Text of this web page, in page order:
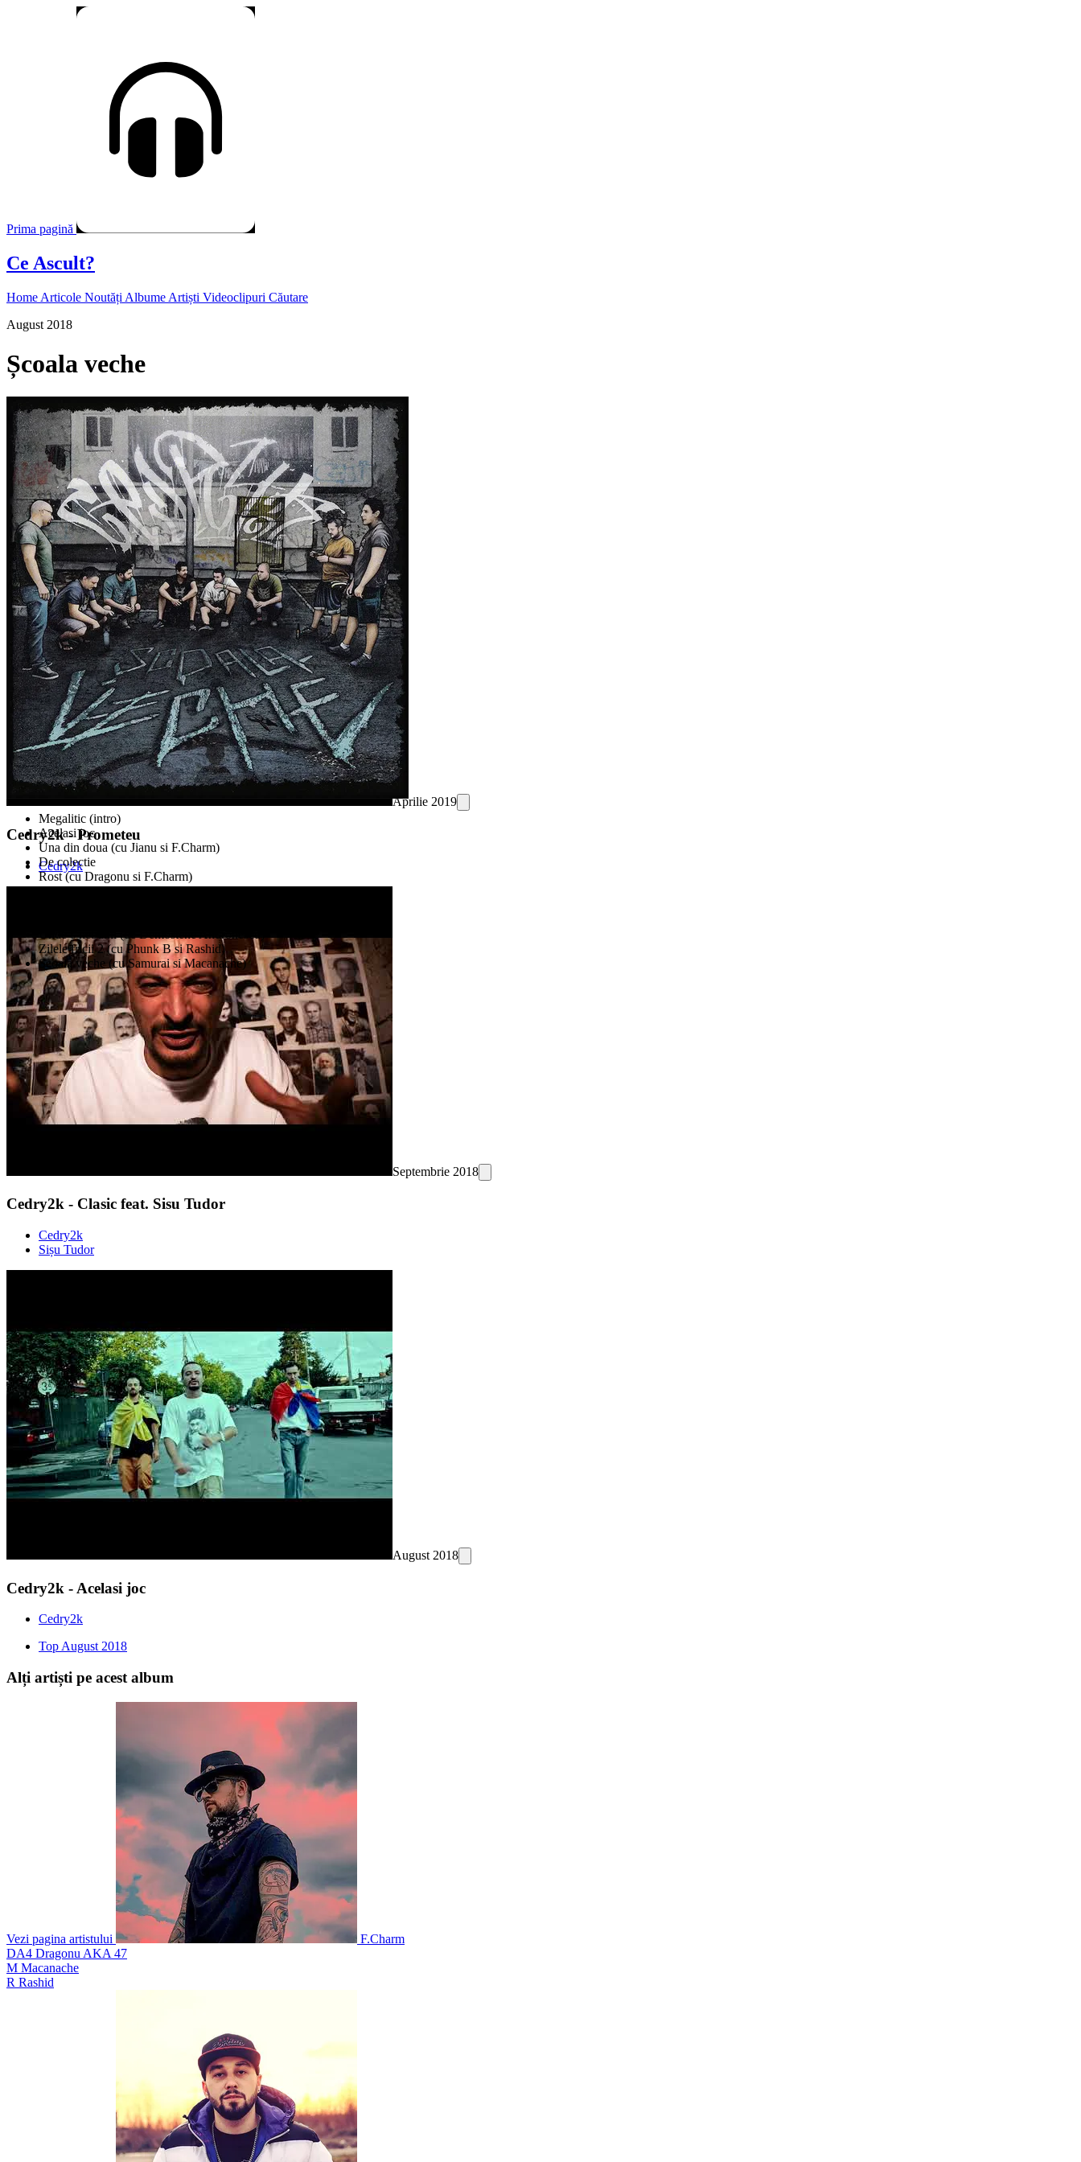
Prima pagină
Ce Ascult?
Home Articole Noutăți Albume Artiști Videoclipuri Căutare
August 2018
Școala veche
Megalitic (intro)
Acelasi joc
Una din doua (cu Jianu si F.Charm)
De colectie
Rost (cu Dragonu si F.Charm)
Deconstructia lumii (interludiu)
Unde-s nebunii (de Demostene Andronescu)
Zilele fricii 2 (cu Phunk B si Rashid)
Scoala veche (cu Samurai si Macanache)
Pagina externă
Pagina externă
CCedry2k
Videoclipuri
Aprilie 2019
Cedry2k - Prometeu
Cedry2k
Septembrie 2018
Cedry2k - Clasic feat. Sisu Tudor
Cedry2k
Sișu Tudor
August 2018
Cedry2k - Acelasi joc
Cedry2k
Top August 2018
Alți artiști pe acest album
Vezi pagina artistului
F.Charm
DA4 Dragonu AKA 47
M Macanache
R Rashid